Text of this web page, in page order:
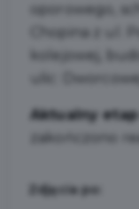
oporowego,
Chopina z ul.
kolejowej,
ulic:
Aktualny
zakończono
Zdjęcia po: